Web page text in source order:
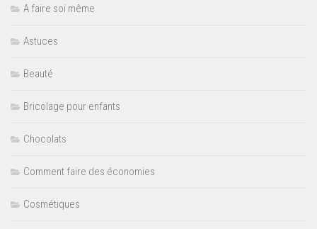
A faire soi même
Astuces
Beauté
Bricolage pour enfants
Chocolats
Comment faire des économies
Cosmétiques